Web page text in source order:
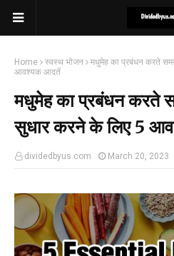
Home स्वस्थ भोजन
मधुमेह का प्रबंधन करते
आवश्यक आदतें
मधुमेह का प्रबंधन करते
सुधार करने के लिए 5
dividedbyus.com March 20, 2023